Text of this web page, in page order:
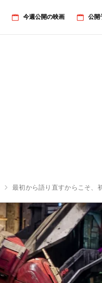
今週公開の映画 公開
最初から語り直すからこそ、